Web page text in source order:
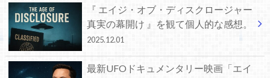
『 エイジ・オブ・ディスクロージャー
真実の幕開け 』を観て個人的な感想。
2025.12.01
最新UFOドキュメンタリー映画「エイ